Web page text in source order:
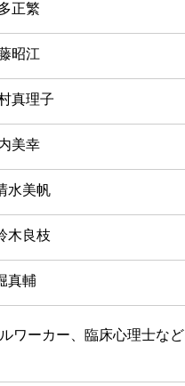
正繁
昭江
真理子
美幸
水美帆
木良枝
真輔
ワーカー、臨床心理士など